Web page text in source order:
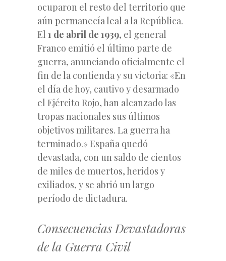
ocuparon el resto del territorio que
aún permanecía leal a la República.
El 1 de abril de 1939, el general
Franco emitió el último parte de
guerra, anunciando oficialmente el
fin de la contienda y su victoria: «En
el día de hoy, cautivo y desarmado
el Ejército Rojo, han alcanzado las
tropas nacionales sus últimos
objetivos militares. La guerra ha
terminado.» España quedó
devastada, con un saldo de cientos
de miles de muertos, heridos y
exiliados, y se abrió un largo
período de dictadura.
Consecuencias Devastadoras
de la Guerra Civil